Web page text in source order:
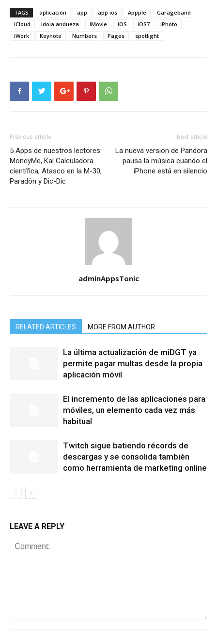
TAGS aplicación app app ios Appple
Garageband
iCloud
idoia andueza iMovie iOS iOS7
iPhoto
iWork
Keynote Numbers Pages spotlight
Previous article
5 Apps de nuestros lectores:
MoneyMe, Kal Calculadora
científica, Atasco en la M-30,
Paradón y Dic-Dic
Next article
La nueva versión de Pandora
pausa la música cuando el
iPhone está en silencio
adminAppsTonic
RELATED ARTICLES MORE FROM AUTHOR
La última actualización de miDGT ya
permite pagar multas desde la propia
aplicación móvil
El incremento de las aplicaciones para
móviles, un elemento cada vez más
habitual
Twitch sigue batiendo récords de
descargas y se consolida también
como herramienta de marketing online
LEAVE A REPLY